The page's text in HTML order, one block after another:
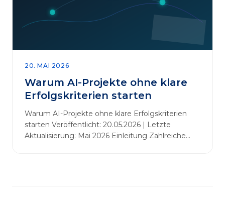
20. MAI 2026
Warum AI-Projekte ohne klare
Erfolgskriterien starten
Warum AI-Projekte ohne klare Erfolgskriterien
starten Veröffentlicht: 20.05.2026 | Letzte
Aktualisierung: Mai 2026 Einleitung Zahlreiche